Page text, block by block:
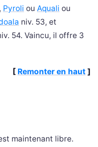
Pyroli ou Aquali ou
niv. 53, et
54. Vaincu, il offre 3
[ Remonter en haut ]
maintenant libre.